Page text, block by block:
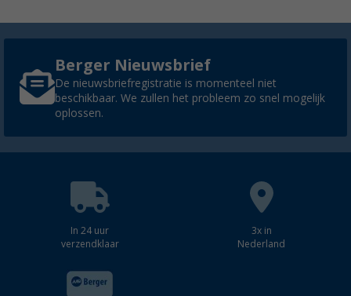
Berger Nieuwsbrief
De nieuwsbriefregistratie is momenteel niet
beschikbaar. We zullen het probleem zo snel mogelijk
oplossen.
In 24 uur
verzendklaar
3x in
Nederland